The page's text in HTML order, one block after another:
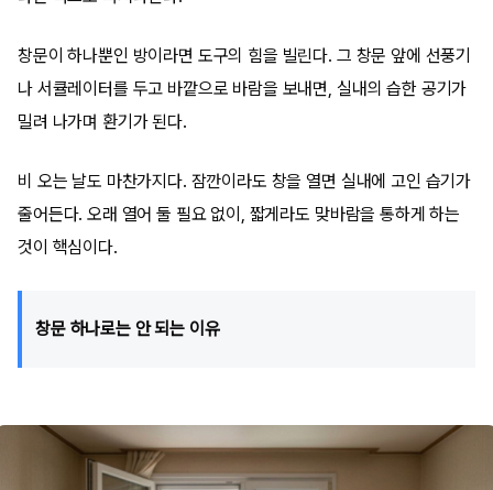
창문이 하나뿐인 방이라면 도구의 힘을 빌린다. 그 창문 앞에 선풍기
나 서큘레이터를 두고 바깥으로 바람을 보내면, 실내의 습한 공기가
밀려 나가며 환기가 된다.
비 오는 날도 마찬가지다. 잠깐이라도 창을 열면 실내에 고인 습기가
줄어든다. 오래 열어 둘 필요 없이, 짧게라도 맞바람을 통하게 하는
것이 핵심이다.
창문 하나로는 안 되는 이유